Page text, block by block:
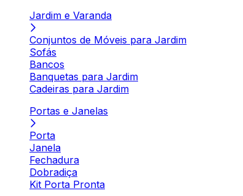
Jardim e Varanda
Conjuntos de Móveis para Jardim
Sofás
Bancos
Banquetas para Jardim
Cadeiras para Jardim
Portas e Janelas
Porta
Janela
Fechadura
Dobradiça
Kit Porta Pronta